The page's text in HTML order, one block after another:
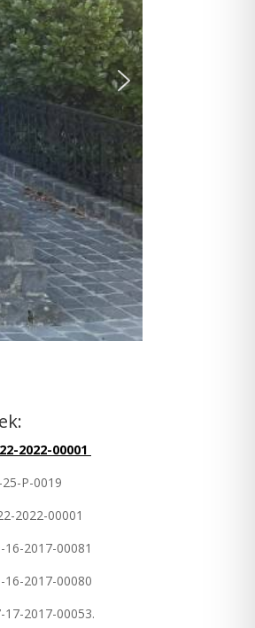
2022-00001
25-P-0019
2022-00001
16-2017-00081
16-2017-00080
17-2017-00053.